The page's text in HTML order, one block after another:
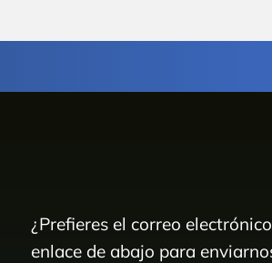
¿Prefieres el correo
enlace de abajo para